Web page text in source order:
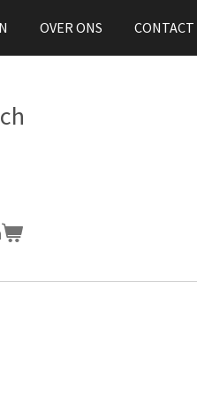
OVER ONS CONTACT